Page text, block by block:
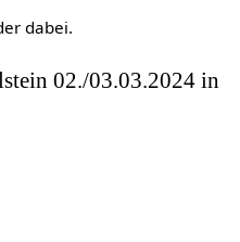
dabei.
02./03.03.2024 in